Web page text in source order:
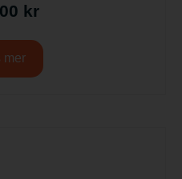
kr
mer